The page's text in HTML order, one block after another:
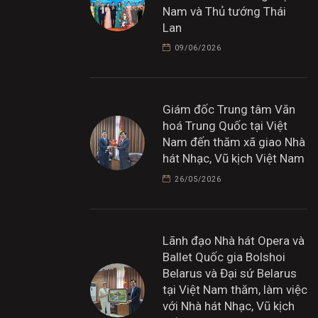
Nam và Thủ tướng Thái
Lan
09/06/2026
Giám đốc Trung tâm Văn
hoá Trung Quốc tại Việt
Nam đến thăm xã giao Nhà
hát Nhạc, Vũ kịch Việt Nam
26/05/2026
Lãnh đạo Nhà hát Opera và
Ballet Quốc gia Bolshoi
Belarus và Đại sứ Belarus
tại Việt Nam thăm, làm việc
với Nhà hát Nhạc, Vũ kịch